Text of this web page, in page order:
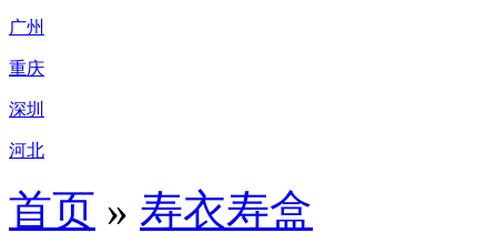
广州
重庆
深圳
河北
首页 » 寿衣寿盒